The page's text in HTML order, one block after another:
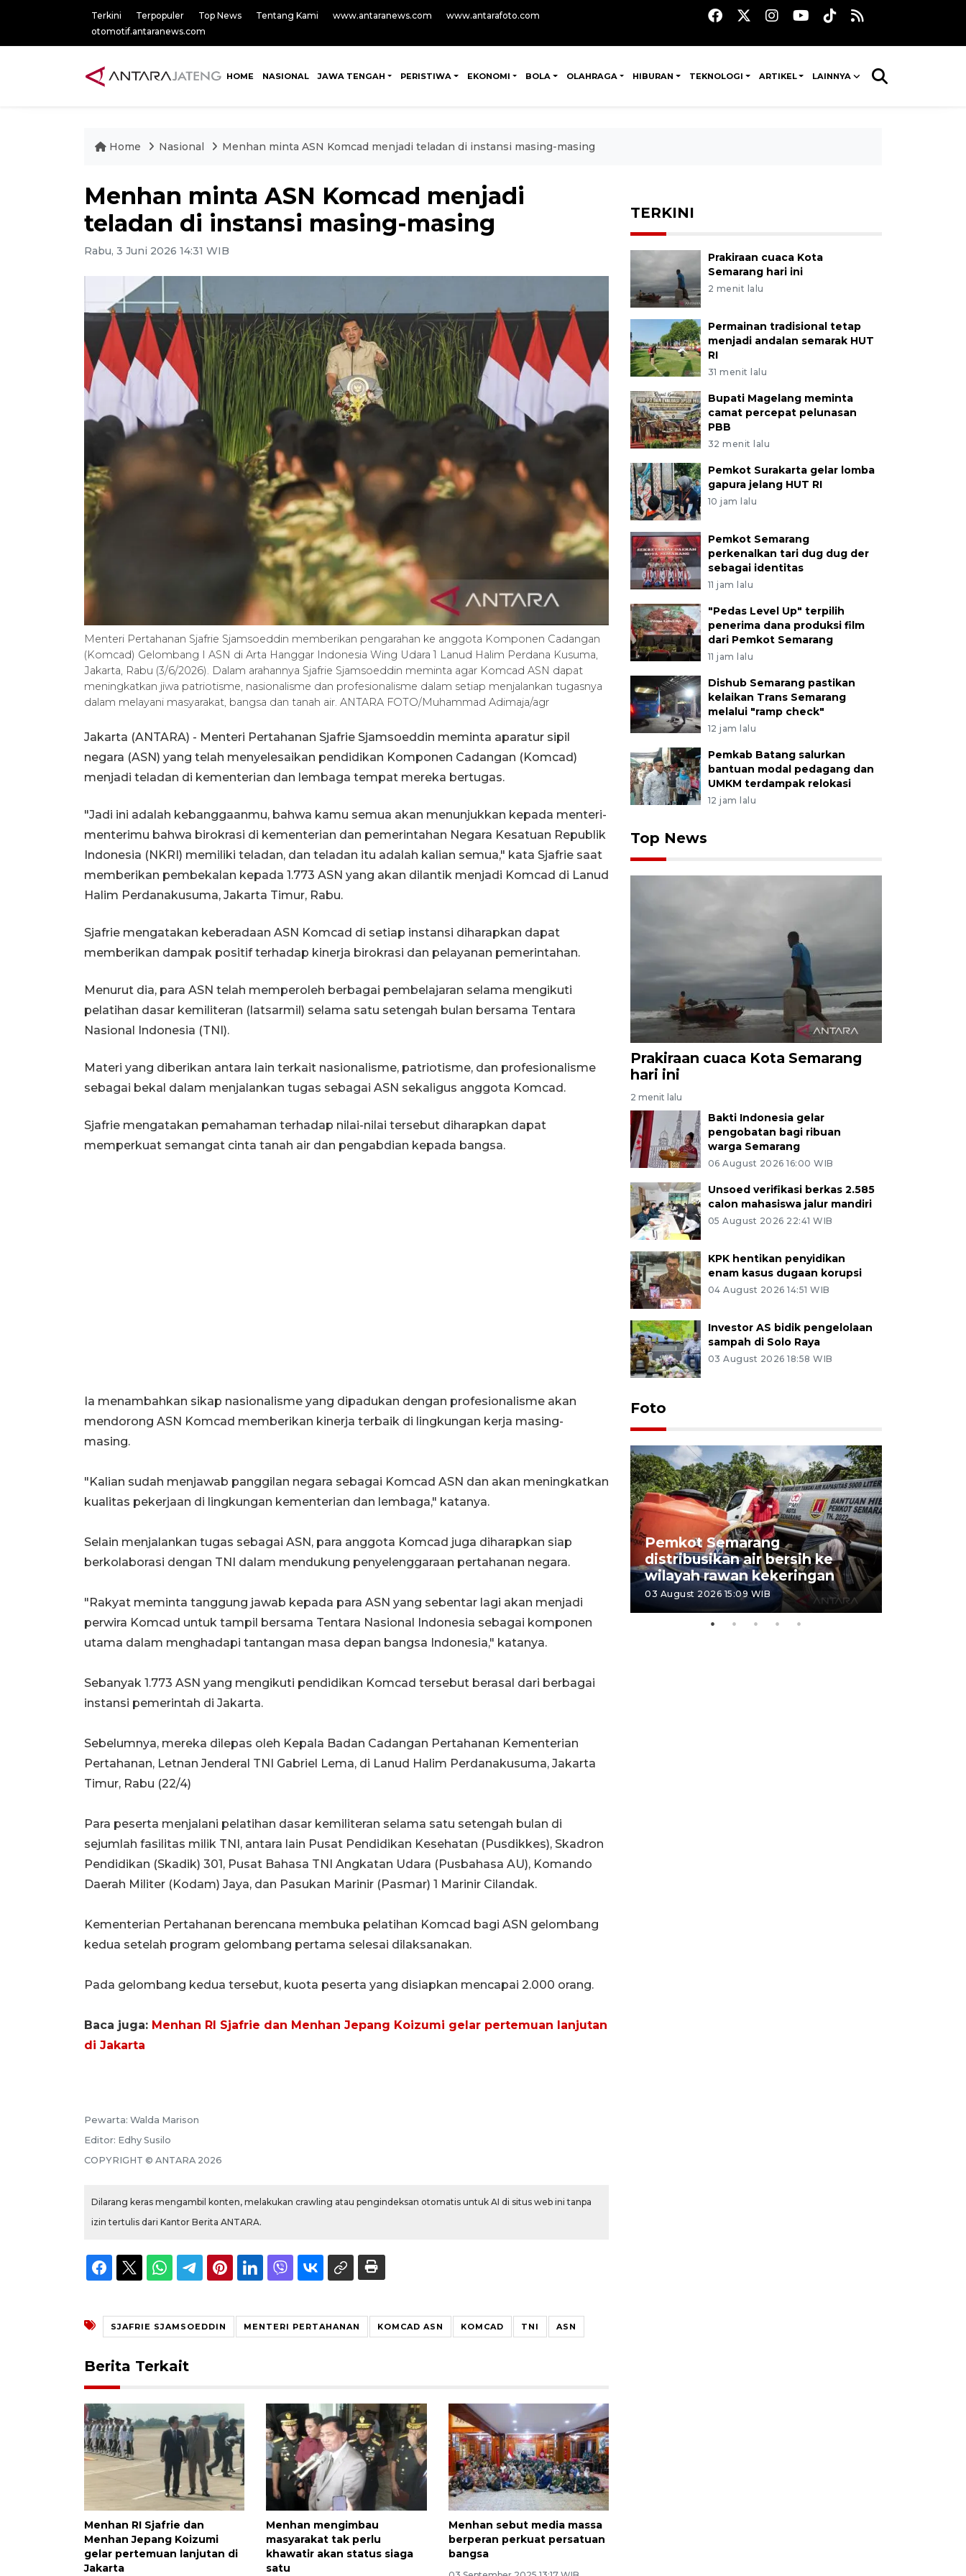
Terkini Terpopuler Top News Tentang Kami www.antaranews.com
www.antarafoto.com
otomotif.antaranews.com
HOME NASIONAL JAWA TENGAH PERISTIWA EKONOMI BOLA OLAHRAGA HIBURAN TEKNOLOGI ARTIKEL LAINNYA
Home Nasional Menhan minta ASN Komcad menjadi teladan di instansi masing-masing
Menhan minta ASN Komcad menjadi
teladan di instansi masing-masing
Rabu, 3 Juni 2026 14:31 WIB
Menteri Pertahanan Sjafrie Sjamsoeddin memberikan pengarahan ke anggota Komponen Cadangan
(Komcad) Gelombang I ASN di Arta Hanggar Indonesia Wing Udara 1 Lanud Halim Perdana Kusuma,
Jakarta, Rabu (3/6/2026). Dalam arahannya Sjafrie Sjamsoeddin meminta agar Komcad ASN dapat
meningkatkan jiwa patriotisme, nasionalisme dan profesionalisme dalam setiap menjalankan tugasnya
dalam melayani masyarakat, bangsa dan tanah air. ANTARA FOTO/Muhammad Adimaja/agr
Jakarta (ANTARA) - Menteri Pertahanan Sjafrie Sjamsoeddin meminta aparatur sipil
negara (ASN) yang telah menyelesaikan pendidikan Komponen Cadangan (Komcad)
menjadi teladan di kementerian dan lembaga tempat mereka bertugas.
"Jadi ini adalah kebanggaanmu, bahwa kamu semua akan menunjukkan kepada menteri-
menterimu bahwa birokrasi di kementerian dan pemerintahan Negara Kesatuan Republik
Indonesia (NKRI) memiliki teladan, dan teladan itu adalah kalian semua," kata Sjafrie saat
memberikan pembekalan kepada 1.773 ASN yang akan dilantik menjadi Komcad di Lanud
Halim Perdanakusuma, Jakarta Timur, Rabu.
Sjafrie mengatakan keberadaan ASN Komcad di setiap instansi diharapkan dapat
memberikan dampak positif terhadap kinerja birokrasi dan pelayanan pemerintahan.
Menurut dia, para ASN telah memperoleh berbagai pembelajaran selama mengikuti
pelatihan dasar kemiliteran (latsarmil) selama satu setengah bulan bersama Tentara
Nasional Indonesia (TNI).
Materi yang diberikan antara lain terkait nasionalisme, patriotisme, dan profesionalisme
sebagai bekal dalam menjalankan tugas sebagai ASN sekaligus anggota Komcad.
Sjafrie mengatakan pemahaman terhadap nilai-nilai tersebut diharapkan dapat
memperkuat semangat cinta tanah air dan pengabdian kepada bangsa.
Ia menambahkan sikap nasionalisme yang dipadukan dengan profesionalisme akan
mendorong ASN Komcad memberikan kinerja terbaik di lingkungan kerja masing-
masing.
"Kalian sudah menjawab panggilan negara sebagai Komcad ASN dan akan meningkatkan
kualitas pekerjaan di lingkungan kementerian dan lembaga," katanya.
Selain menjalankan tugas sebagai ASN, para anggota Komcad juga diharapkan siap
berkolaborasi dengan TNI dalam mendukung penyelenggaraan pertahanan negara.
"Rakyat meminta tanggung jawab kepada para ASN yang sebentar lagi akan menjadi
perwira Komcad untuk tampil bersama Tentara Nasional Indonesia sebagai komponen
utama dalam menghadapi tantangan masa depan bangsa Indonesia," katanya.
Sebanyak 1.773 ASN yang mengikuti pendidikan Komcad tersebut berasal dari berbagai
instansi pemerintah di Jakarta.
Sebelumnya, mereka dilepas oleh Kepala Badan Cadangan Pertahanan Kementerian
Pertahanan, Letnan Jenderal TNI Gabriel Lema, di Lanud Halim Perdanakusuma, Jakarta
Timur, Rabu (22/4)
Para peserta menjalani pelatihan dasar kemiliteran selama satu setengah bulan di
sejumlah fasilitas milik TNI, antara lain Pusat Pendidikan Kesehatan (Pusdikkes), Skadron
Pendidikan (Skadik) 301, Pusat Bahasa TNI Angkatan Udara (Pusbahasa AU), Komando
Daerah Militer (Kodam) Jaya, dan Pasukan Marinir (Pasmar) 1 Marinir Cilandak.
Kementerian Pertahanan berencana membuka pelatihan Komcad bagi ASN gelombang
kedua setelah program gelombang pertama selesai dilaksanakan.
Pada gelombang kedua tersebut, kuota peserta yang disiapkan mencapai 2.000 orang.
Baca juga: Menhan RI Sjafrie dan Menhan Jepang Koizumi gelar pertemuan lanjutan
di Jakarta
Pewarta: Walda Marison
Editor: Edhy Susilo
COPYRIGHT © ANTARA 2026
Dilarang keras mengambil konten, melakukan crawling atau pengindeksan otomatis untuk AI di situs web ini tanpa
izin tertulis dari Kantor Berita ANTARA.
SJAFRIE SJAMSOEDDIN MENTERI PERTAHANAN KOMCAD ASN KOMCAD TNI ASN
Berita Terkait
Menhan RI Sjafrie dan
Menhan Jepang Koizumi
gelar pertemuan lanjutan di
Jakarta
Menhan mengimbau
masyarakat tak perlu
khawatir akan status siaga
satu
Menhan sebut media massa
berperan perkuat persatuan
bangsa
TERKINI
Prakiraan cuaca Kota
Semarang hari ini
2 menit lalu
Permainan tradisional tetap
menjadi andalan semarak HUT
RI
31 menit lalu
Bupati Magelang meminta
camat percepat pelunasan
PBB
32 menit lalu
Pemkot Surakarta gelar lomba
gapura jelang HUT RI
10 jam lalu
Pemkot Semarang
perkenalkan tari dug dug der
sebagai identitas
11 jam lalu
"Pedas Level Up" terpilih
penerima dana produksi film
dari Pemkot Semarang
11 jam lalu
Dishub Semarang pastikan
kelaikan Trans Semarang
melalui "ramp check"
12 jam lalu
Pemkab Batang salurkan
bantuan modal pedagang dan
UMKM terdampak relokasi
12 jam lalu
Top News
Prakiraan cuaca Kota Semarang
hari ini
2 menit lalu
Bakti Indonesia gelar
pengobatan bagi ribuan
warga Semarang
06 August 2026 16:00 WIB
Unsoed verifikasi berkas 2.585
calon mahasiswa jalur mandiri
05 August 2026 22:41 WIB
KPK hentikan penyidikan
enam kasus dugaan korupsi
04 August 2026 14:51 WIB
Investor AS bidik pengelolaan
sampah di Solo Raya
03 August 2026 18:58 WIB
Foto
Kemarau memuncak, air
Waduk Delingan Karanganyar
Pemkot Semarang
distribusikan air bersih ke
wilayah rawan kekeringan
03 August 2026 15:09 WIB